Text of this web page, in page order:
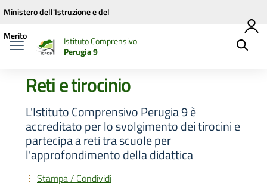
Vai ai contenuti
Vai al menu di navigazione
Vai al footer
Ministero dell'Istruzione e del
Merito
Istituto Comprensivo
Perugia 9
Reti e tirocinio
L'Istituto Comprensivo Perugia 9 è
accreditato per lo svolgimento dei tirocini e
partecipa a reti tra scuole per
l'approfondimento della didattica
Stampa / Condividi